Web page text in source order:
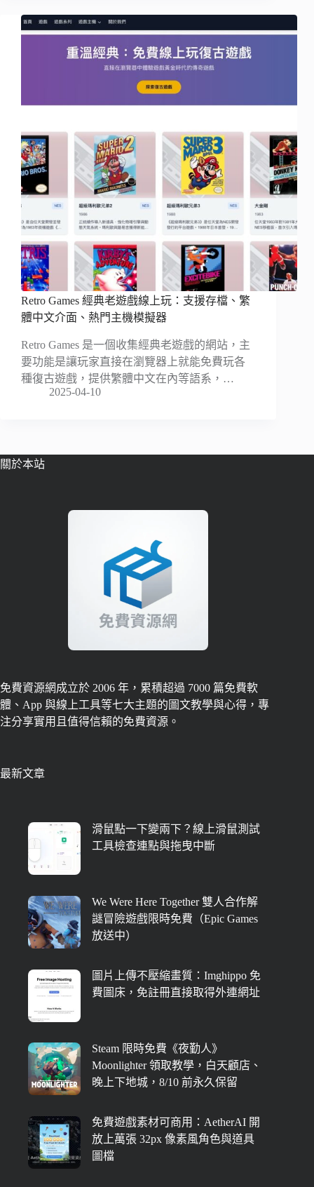
Retro Games 經典老遊戲線上玩：支援存檔、繁
體中文介面、熱門主機模擬器
Retro Games 是一個收集經典老遊戲的網站，主
要功能是讓玩家直接在瀏覽器上就能免費玩各
種復古遊戲，提供繁體中文在內等語系，…
2025-04-10
關於本站
免費資源網成立於 2006 年，累積超過 7000 篇免費軟
體、App 與線上工具等七大主題的圖文教學與心得，專
注分享實用且值得信賴的免費資源。
最新文章
滑鼠點一下變兩下？線上滑鼠測試
工具檢查連點與拖曳中斷
We Were Here Together 雙人合作解
謎冒險遊戲限時免費（Epic Games
放送中）
圖片上傳不壓縮畫質：Imghippo 免
費圖床，免註冊直接取得外連網址
Steam 限時免費《夜勤人》
Moonlighter 領取教學，白天顧店、
晚上下地城，8/10 前永久保留
免費遊戲素材可商用：AetherAI 開
放上萬張 32px 像素風角色與道具
圖檔